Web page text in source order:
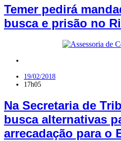
Temer pedirá
busca e prisão no
19/02/2018
17h05
Na Secretaria de
busca alternativas
arrecadação para o